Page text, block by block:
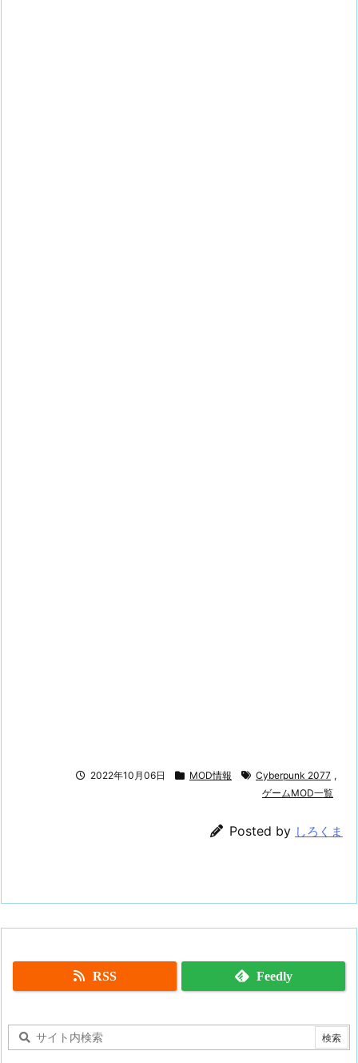
2022年10月06日 MOD情報 Cyberpunk 2077 ,
ゲームMOD一覧
Posted by しろくま
RSS Feedly